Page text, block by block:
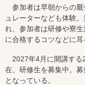
参加者は早朝からの厩
ュレーターなども体験
れ、参加者は研修や寮
に合格するコツなどに耳
2027年4月に開講する
在、研修生を募集中。
となっている。